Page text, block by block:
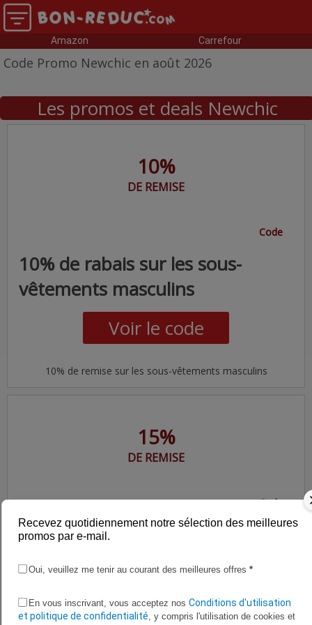
Amazon Carrefour
Code Promo Newchic en août 2026
Les promos et deals Newchic
10%
DE REMISE
Code
10% de rabais sur les sous-
vêtements masculins
Voir le code
10% de remise sur les sous-vêtements masculins
15%
DE REMISE
Code
15% de réduction pour les
vêtements de sport
Voir le code
Recevez quotidiennement notre sélection des meilleures
promos par e-mail.
Oui, veuillez me tenir au courant des meilleures offres *
En vous inscrivant, vous acceptez nos Conditions d'utilisation
et politique de confidentialité , y compris l'utilisation de cookies et